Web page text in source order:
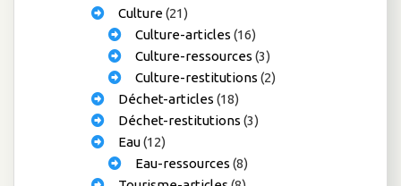
Culture(21)
Culture-articles (16)
Culture-ressources (3)
Culture-restitutions (2)
Déchet-articles (18)
Déchet-restitutions (3)
Eau(12)
Eau-ressources (8)